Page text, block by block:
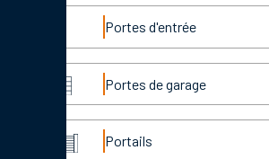
Portes d'entrée
Portes de garage
Portails